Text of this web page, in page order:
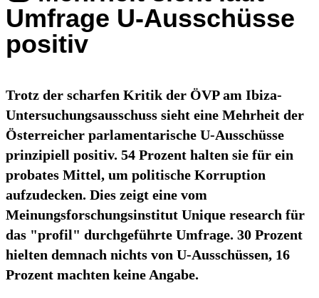
Umfrage U-Ausschüsse
positiv
Trotz der scharfen Kritik der ÖVP am Ibiza-
Untersuchungsausschuss sieht eine Mehrheit der
Österreicher parlamentarische U-Ausschüsse
prinzipiell positiv. 54 Prozent halten sie für ein
probates Mittel, um politische Korruption
aufzudecken. Dies zeigt eine vom
Meinungsforschungsinstitut Unique research für
das "profil" durchgeführte Umfrage. 30 Prozent
hielten demnach nichts von U-Ausschüssen, 16
Prozent machten keine Angabe.